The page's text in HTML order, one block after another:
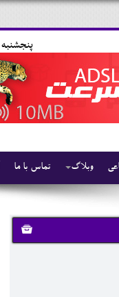
پنجشنبه 15 مرداد 1405-6:26-
تماس با ما وبلاگ